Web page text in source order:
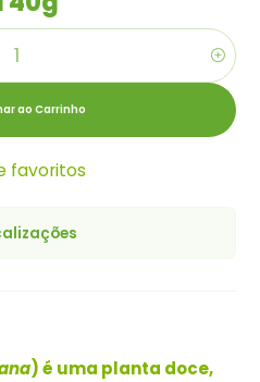
ao Carrinho
favoritos
) é uma planta doce,